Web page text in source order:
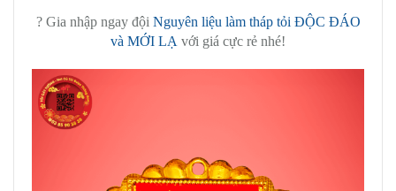
? Gia nhập ngay đội Nguyên liệu làm tháp tỏi ĐỘC ĐÁO
và MỚI LẠ với giá cực rẻ nhé!